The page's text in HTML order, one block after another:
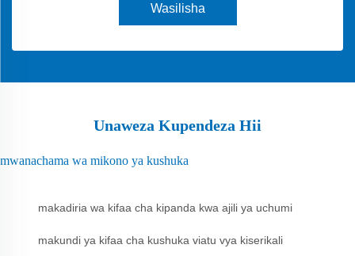
Wasilisha
Unaweza Kupendeza Hii
mwanachama wa mikono ya kushuka
makadiria wa kifaa cha kipanda kwa ajili ya uchumi
makundi ya kifaa cha kushuka viatu vya kiserikali